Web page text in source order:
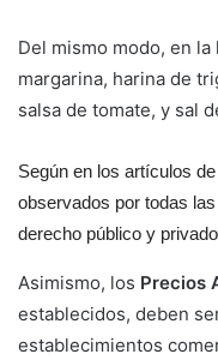
Del mismo modo, en
margarina, harina de
salsa de tomate, y sal
Según en los artículos
observados por todas
derecho público y
Asimismo, los Precios
establecidos, deben
establecimientos